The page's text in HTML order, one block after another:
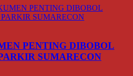
PENTING DIBOBOL
SUMARECON